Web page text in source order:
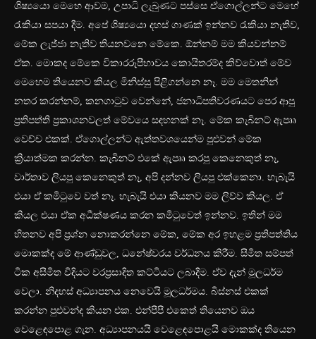
ශිෂ්‍යයො මෙහෙ ආවම, උපාධි ලැබුණට පස්සෙ ඒගොල්ලන්ට මෙහේ
රැකියා සපයා දීම. අපේ ශිෂ්‍යයො දහස් ගාණක් ඉන්නව රැකියා නැතිව,
මේක ලැජ්ජා නැතිව තියනවනෙ මේකෙ. ඕන්නම් මම කියවන්නම්
ඒක. මොකද මේකෙ විකාරරූපීභාවය කොයිතරම්ද කිව්වොත් මේව
මෙහෙම තියෙනව කියල මිනිස්සු පිළිගන්නෙ නෑ. මම මෙතනින්
නතර කරන්නම්, කනගාටුව වෙන්නේ, ජනාධිපතිවරණයට පෙර ආපු
ප්‍රතිපත්ති ප්‍රකාශනවලත් මේවයෙ සඳහනක් නෑ. මේක කැබිනට් ඇපෘෘ
වෙච්ච එකක්. ඒගොල්ලන්ට ඇත්තවශයෙන්ම පුළුවන් මේක
ක්‍රියාත්මක කරන්න. කැබිනට් එකේ ඇපෘෘ කරපු කෙනෙකුත් නෑ,
වාර්තාව ලියපු කෙනෙකුත් නෑ, අපි දන්නව ලියපු එක්කෙනා. හැබැයි
එයා ඒ කමිටුවෙ වත් නෑ. හැබැයි එයා කියනව මම ලිව්ව කියල. ඒ
කියල එයා ඒක අධීක්ෂණය කරන කමිටුවෙත් ඉන්නව. ඉතින් මම
හිතනව අපි ප්‍රශ්න නොකරන්නෙ මේක, මේක අර ඉහළම ප්‍රතිපත්තිය
මොකක්ද මේ ආණ්ඩුවල, ධනේෂ්වරය වර්ධනය කිරීම. සීමිත සම්පත්
ටික අසීමිත විදියට වරප්‍රසාදිත කට්ටියට ලබාදීම. ඒව දැන් මූලධර්ම
වෙලා. නිදහස් අධ්‍යාපනය නෙවෙයි මූලධර්මය. බිස්නස් එකක්
කරන්න පුළුවන්ද කියන එක. එන්පීපී එකෙත් තියෙනව ඔය
වෙළෙඳපොළ ගැන. අධ්‍යාපනයයි වෙළෙඳපොළයි මොකක්ද තියෙන